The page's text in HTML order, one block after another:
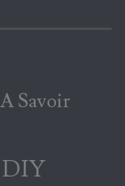
A Savoir
DIY